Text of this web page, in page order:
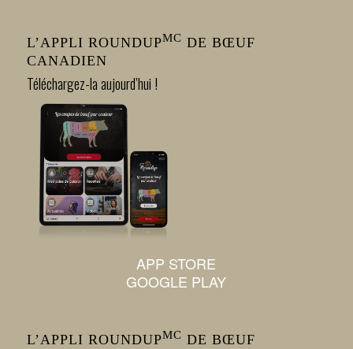
L’APPLI ROUNDUPMC DE BŒUF
CANADIEN
Téléchargez-la aujourd’hui !
APP STORE
GOOGLE PLAY
L’APPLI ROUNDUPMC DE BŒUF